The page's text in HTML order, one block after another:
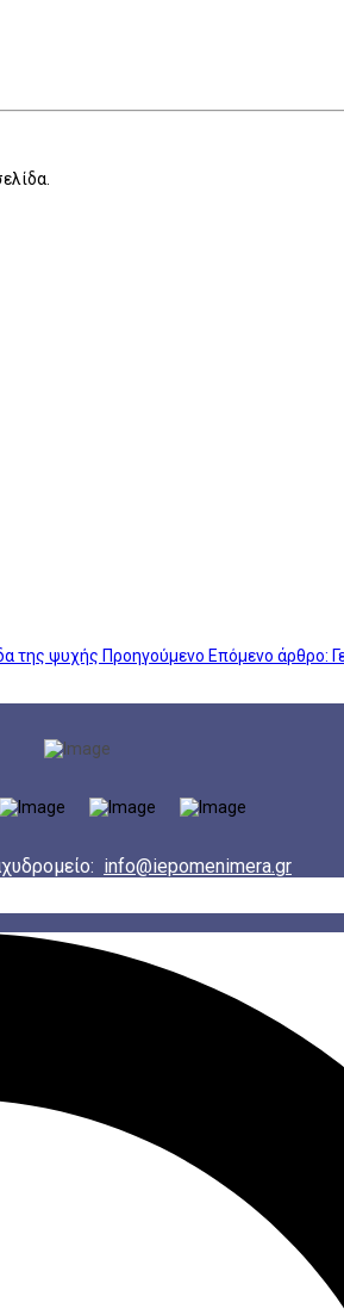
της ψυχής Προηγούμενο Επόμενο άρθρο:
info@iepomenimera.gr